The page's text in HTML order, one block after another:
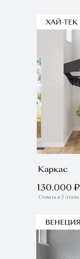
Каркас
130.000 ₽
Оплата в 3 этапа